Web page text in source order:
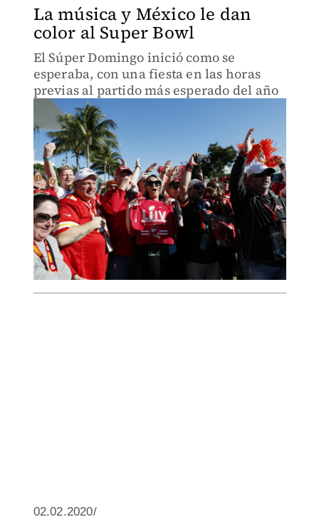
La música y México le dan
color al Super Bowl
El Súper Domingo inició como se
esperaba, con una fiesta en las horas
previas al partido más esperado del año
02.02.2020/